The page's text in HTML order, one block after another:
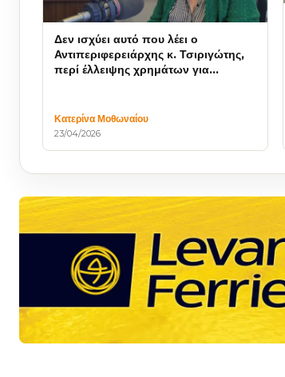
Δεν ισχύει αυτό που λέει ο
Αντιπεριφερειάρχης κ. Τσιριγώτης,
περί έλλειψης χρημάτων για
Κατερίνα Μοθωναίου
23/04/2026